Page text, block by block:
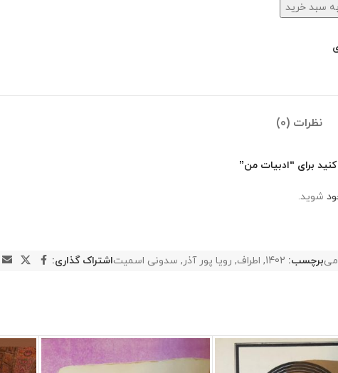
سبد خرید
نظرات (0)
برای “ادبیات من”
شوید.
برچسب: 1402
, اطراف, رویا پور آذر , سدونی اسمیتاشتراک گذاری: